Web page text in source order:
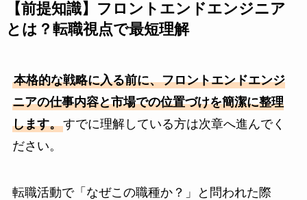
【前提知識】フロントエンドエンジニア
とは？転職視点で最短理解
本格的な戦略に入る前に、フロントエンドエンジ
ニアの仕事内容と市場での位置づけを簡潔に整理
します。すでに理解している方は次章へ進んでく
ださい。
転職活動で「なぜこの職種か？」と問われた際